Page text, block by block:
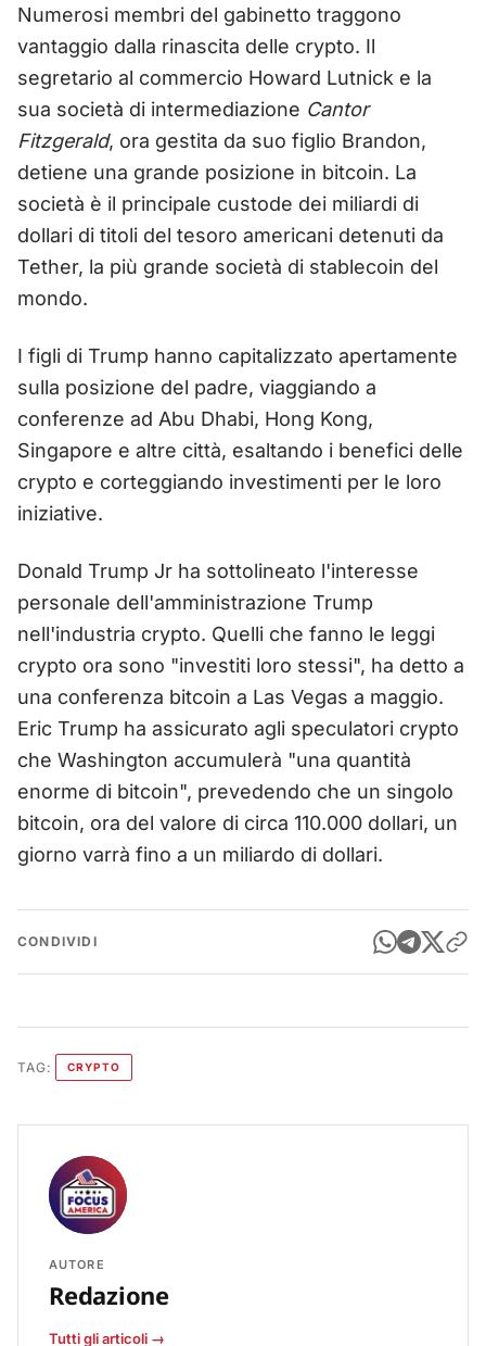
Numerosi membri del gabinetto traggono
vantaggio dalla rinascita delle crypto. Il
segretario al commercio Howard Lutnick e la
sua società di intermediazione Cantor
Fitzgerald, ora gestita da suo figlio Brandon,
detiene una grande posizione in bitcoin. La
società è il principale custode dei miliardi di
dollari di titoli del tesoro americani detenuti da
Tether, la più grande società di stablecoin del
mondo.
I figli di Trump hanno capitalizzato apertamente
sulla posizione del padre, viaggiando a
conferenze ad Abu Dhabi, Hong Kong,
Singapore e altre città, esaltando i benefici delle
crypto e corteggiando investimenti per le loro
iniziative.
Donald Trump Jr ha sottolineato l'interesse
personale dell'amministrazione Trump
nell'industria crypto. Quelli che fanno le leggi
crypto ora sono "investiti loro stessi", ha detto a
una conferenza bitcoin a Las Vegas a maggio.
Eric Trump ha assicurato agli speculatori crypto
che Washington accumulerà "una quantità
enorme di bitcoin", prevedendo che un singolo
bitcoin, ora del valore di circa 110.000 dollari, un
giorno varrà fino a un miliardo di dollari.
CONDIVIDI
TAG: CRYPTO
AUTORE
Redazione
Tutti gli articoli →